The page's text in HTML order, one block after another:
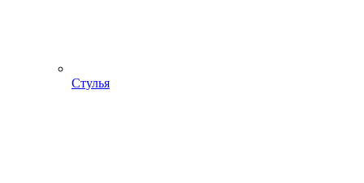
Стулья